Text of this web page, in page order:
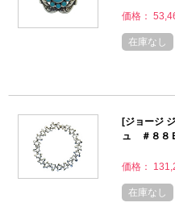
価格：
在庫なし
[ジョージ
ュ ＃８８
価格：
在庫なし